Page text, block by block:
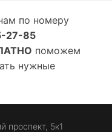
по номеру
27-85
поможем
нужные
проспект, 5к1